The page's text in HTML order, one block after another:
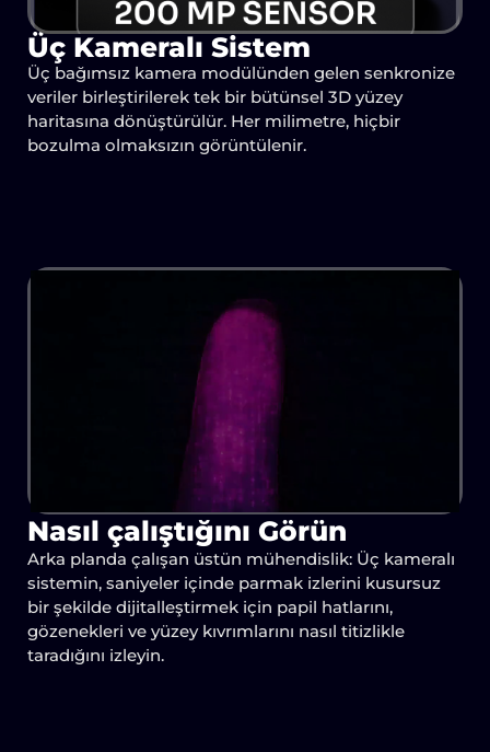
Üç Kameralı Sistem
Üç bağımsız kamera modülünden gelen senkronize
veriler birleştirilerek tek bir bütünsel 3D yüzey
haritasına dönüştürülür. Her milimetre, hiçbir
bozulma olmaksızın görüntülenir.
Nasıl çalıştığını Görün
Arka planda çalışan üstün mühendislik: Üç kameralı
sistemin, saniyeler içinde parmak izlerini kusursuz
bir şekilde dijitalleştirmek için papil hatlarını,
gözenekleri ve yüzey kıvrımlarını nasıl titizlikle
taradığını izleyin.